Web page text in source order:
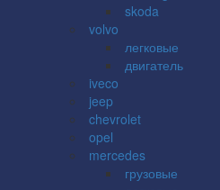
skoda
volvo
легковые
двигатель
iveco
jeep
chevrolet
opel
mercedes
грузовые